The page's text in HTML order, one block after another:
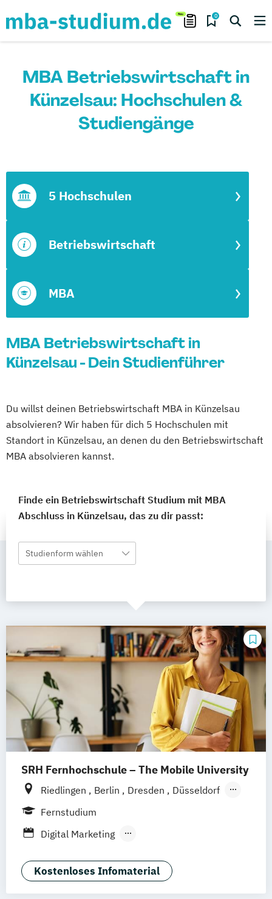
0
MBA Betriebswirtschaft in
Künzelsau: Hochschulen &
Studiengänge
MBA
Betriebswirtschaft
5 Hochschulen
MBA Betriebswirtschaft in
Künzelsau - Dein Studienführer
Du willst deinen Betriebswirtschaft MBA in Künzelsau
absolvieren? Wir haben für dich 5 Hochschulen mit
Standort in Künzelsau, an denen du den Betriebswirtschaft
MBA absolvieren kannst.
Finde ein Betriebswirtschaft Studium mit MBA
Abschluss in Künzelsau, das zu dir passt:
Studienform wählen
SRH Fernhochschule – The Mobile University
Riedlingen Berlin Dresden
Düsseldorf
Hamburg
Mannheim Wertheim
Frankfurt am Main Hamm Zürich
Fernstudium
Digital Marketing
Global Business Administration
Master of Business Administration
Kostenloses Infomaterial